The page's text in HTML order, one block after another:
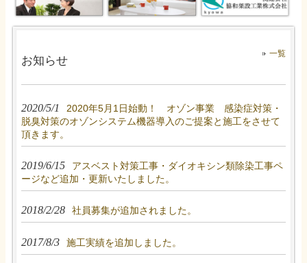
お知らせ
一覧
2020/5/1
2020年5月1日始動！ オゾン事業 感染症対策・
脱臭対策のオゾンシステム機器導入のご提案と施工をさせて
頂きます。
2019/6/15
アスベスト対策工事・ダイオキシン類除染工事ペ
ージなど追加・更新いたしました。
2018/2/28 社員募集が追加されました。
2017/8/3 施工実績を追加しました。